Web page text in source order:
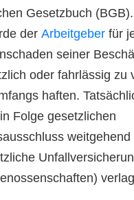
Gesetzbuch
der Arbeitgeber für
seiner
oder fahrlässig zu
haften.
Folge gesetzlichen